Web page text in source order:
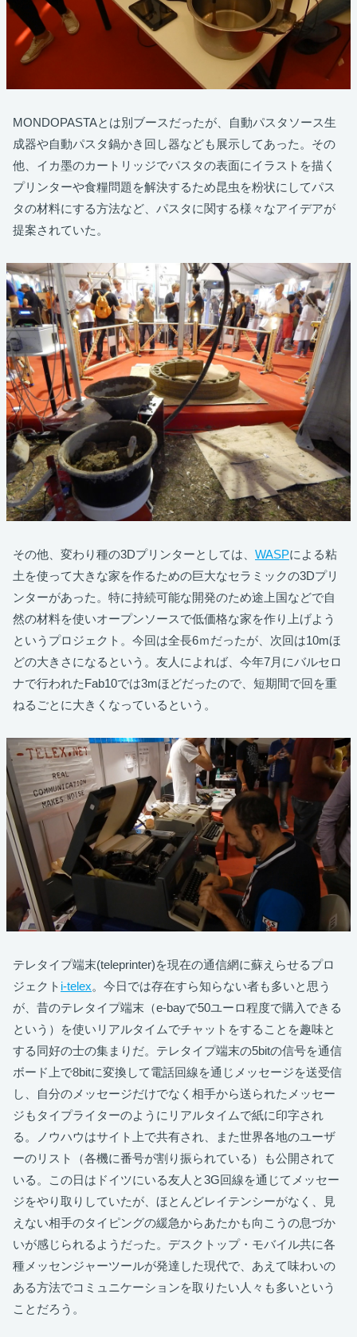
MONDOPASTAとは別ブースだったが、自動パスタソース生
成器や自動パスタ鍋かき回し器なども展示してあった。その
他、イカ墨のカートリッジでパスタの表面にイラストを描く
プリンターや食糧問題を解決するため昆虫を粉状にしてパス
タの材料にする方法など、パスタに関する様々なアイデアが
提案されていた。
その他、変わり種の3Dプリンターとしては、 WASPによる粘
土を使って大きな家を作るための巨大なセラミックの3Dプリ
ンターがあった。特に持続可能な開発のため途上国などで自
然の材料を使いオープンソースで低価格な家を作り上げよう
というプロジェクト。今回は全長6ｍだったが、次回は10mほ
どの大きさになるという。友人によれば、今年7月にバルセロ
ナで行われたFab10では3mほどだったので、短期間で回を重
ねるごとに大きくなっているという。
テレタイプ端末(teleprinter)を現在の通信網に蘇えらせるプロ
ジェクト i-telex。今日では存在すら知らない者も多いと思う
が、昔のテレタイプ端末（e-bayで50ユーロ程度で購入できる
という）を使いリアルタイムでチャットをすることを趣味と
する同好の士の集まりだ。テレタイプ端末の5bitの信号を通信
ボード上で8bitに変換して電話回線を通じメッセージを送受信
し、自分のメッセージだけでなく相手から送られたメッセー
ジもタイプライターのようにリアルタイムで紙に印字され
る。ノウハウはサイト上で共有され、また世界各地のユーザ
ーのリスト（各機に番号が割り振られている）も公開されて
いる。この日はドイツにいる友人と3G回線を通じてメッセー
ジをやり取りしていたが、ほとんどレイテンシーがなく、見
えない相手のタイピングの緩急からあたかも向こうの息づか
いが感じられるようだった。デスクトップ・モバイル共に各
種メッセンジャーツールが発達した現代で、あえて味わいの
ある方法でコミュニケーションを取りたい人々も多いという
ことだろう。